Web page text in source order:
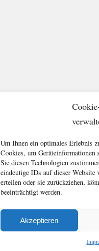
Um Ihnen ein optimales Erlebnis
Cookies, um Geräteinformationen
Sie diesen Technologien
eindeutige IDs auf dieser
erteilen oder sie zurückziehen,
beeinträchtigt werden.
Akzeptieren